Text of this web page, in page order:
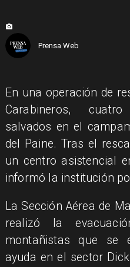
Prensa Web
En una operación de
Carabineros,
salvados en el
del Paine. Tras el
un centro asistencial
informó la institución
La Sección Aérea de
realizó la
montañistas que se
ayuda en el sector